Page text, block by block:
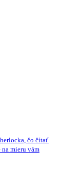
čo čítať
mieru vám